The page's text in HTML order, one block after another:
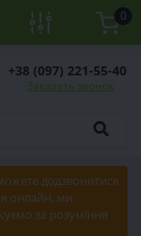
0
+38 (097) 221-55-40
Заказать звонок
додзвонитися
онлайн, ми
за розуміння